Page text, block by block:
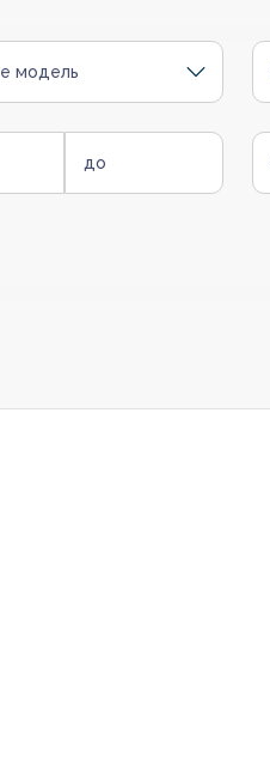
модель
до